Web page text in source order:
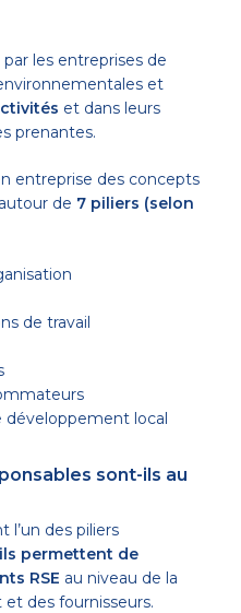
les entreprises de
et
et dans leurs
prenantes.
entreprise des concepts
de 7 piliers (selon
de travail
local
sont-ils au
l’un des piliers
ils permettent de
RSE au niveau de la
des fournisseurs.